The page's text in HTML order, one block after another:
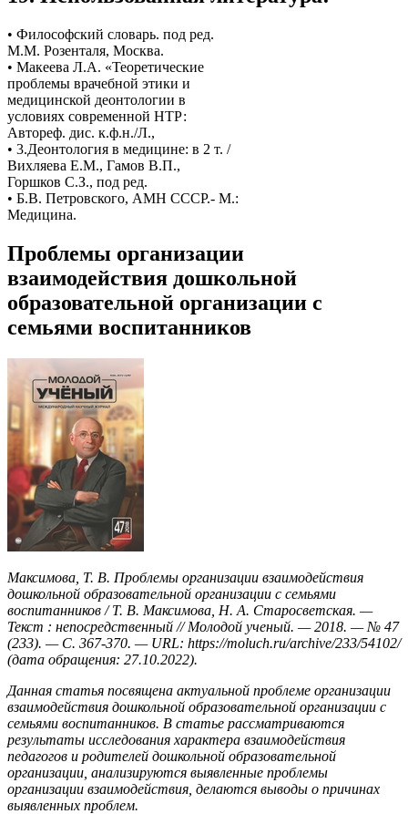
• Философский словарь. под ред.
М.М. Розенталя, Москва.
• Макеева Л.А. «Теоретические
проблемы врачебной этики и
медицинской деонтологии в
условиях современной НТР:
Автореф. дис. к.ф.н./Л.,
• 3.Деонтология в медицине: в 2 т. /
Вихляева Е.М., Гамов В.П.,
Горшков С.З., под ред.
• Б.В. Петровского, АМН СССР.- М.:
Медицина.
Проблемы организации
взаимодействия дошкольной
образовательной организации с
семьями воспитанников
Максимова, Т. В. Проблемы организации взаимодействия
дошкольной образовательной организации с семьями
воспитанников / Т. В. Максимова, Н. А. Старосветская. —
Текст : непосредственный // Молодой ученый. — 2018. — № 47
(233). — С. 367-370. — URL: https://moluch.ru/archive/233/54102/
(дата обращения: 27.10.2022).
Данная статья посвящена актуальной проблеме организации
взаимодействия дошкольной образовательной организации с
семьями воспитанников. В статье рассматриваются
результаты исследования характера взаимодействия
педагогов и родителей дошкольной образовательной
организации, анализируются выявленные проблемы
организации взаимодействия, делаются выводы о причинах
выявленных проблем.